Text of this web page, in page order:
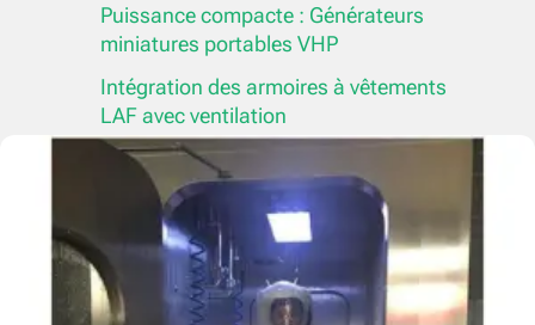
Puissance compacte : Générateurs
miniatures portables VHP
Intégration des armoires à vêtements
LAF avec ventilation